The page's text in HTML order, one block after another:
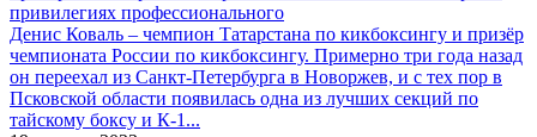
привилегиях профессионального
Денис Коваль – чемпион Татарстана по кикбоксингу и призёр
чемпионата России по кикбоксингу. Примерно три года назад
он переехал из Санкт-Петербурга в Новоржев, и с тех пор в
Псковской области появилась одна из лучших секций по
тайскому боксу и К-1...